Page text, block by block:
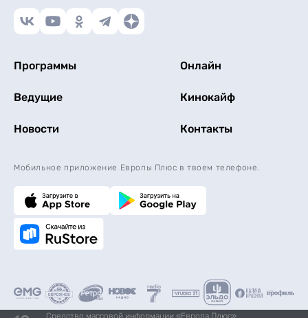
Программы Онлайн
Ведущие Кинокайф
Новости Контакты
Мобильное приложение Европы Плюс в твоем телефоне.
Средство массовой информации «Европа Плюс»